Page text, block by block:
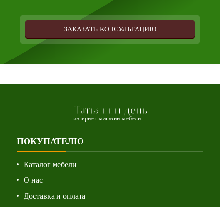
ЗАКАЗАТЬ КОНСУЛЬТАЦИЮ
Татьянин день
интернет-магазин мебели
ПОКУПАТЕЛЮ
Каталог мебели
О нас
Доставка и оплата